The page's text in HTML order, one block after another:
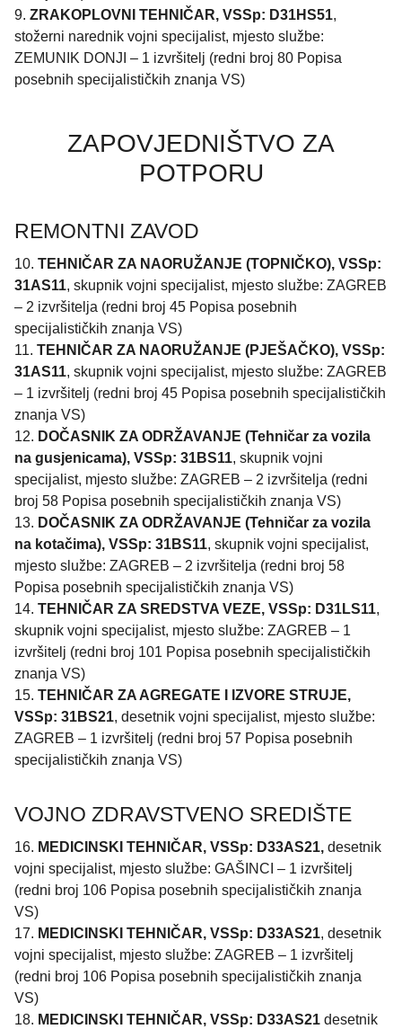
9. ZRAKOPLOVNI TEHNIČAR, VSSp: D31HS51,
stožerni narednik vojni specijalist, mjesto službe:
ZEMUNIK DONJI – 1 izvršitelj (redni broj 80 Popisa
posebnih specijalističkih znanja VS)
ZAPOVJEDNIŠTVO ZA
POTPORU
REMONTNI ZAVOD
10. TEHNIČAR ZA NAORUŽANJE (TOPNIČKO), VSSp:
31AS11, skupnik vojni specijalist, mjesto službe: ZAGREB
– 2 izvršitelja (redni broj 45 Popisa posebnih
specijalističkih znanja VS)
11. TEHNIČAR ZA NAORUŽANJE (PJEŠAČKO), VSSp:
31AS11, skupnik vojni specijalist, mjesto službe: ZAGREB
– 1 izvršitelj (redni broj 45 Popisa posebnih specijalističkih
znanja VS)
12. DOČASNIK ZA ODRŽAVANJE (Tehničar za vozila
na gusjenicama), VSSp: 31BS11, skupnik vojni
specijalist, mjesto službe: ZAGREB – 2 izvršitelja (redni
broj 58 Popisa posebnih specijalističkih znanja VS)
13. DOČASNIK ZA ODRŽAVANJE (Tehničar za vozila
na kotačima), VSSp: 31BS11, skupnik vojni specijalist,
mjesto službe: ZAGREB – 2 izvršitelja (redni broj 58
Popisa posebnih specijalističkih znanja VS)
14. TEHNIČAR ZA SREDSTVA VEZE, VSSp: D31LS11,
skupnik vojni specijalist, mjesto službe: ZAGREB – 1
izvršitelj (redni broj 101 Popisa posebnih specijalističkih
znanja VS)
15. TEHNIČAR ZA AGREGATE I IZVORE STRUJE,
VSSp: 31BS21, desetnik vojni specijalist, mjesto službe:
ZAGREB – 1 izvršitelj (redni broj 57 Popisa posebnih
specijalističkih znanja VS)
VOJNO ZDRAVSTVENO SREDIŠTE
16. MEDICINSKI TEHNIČAR, VSSp: D33AS21, desetnik
vojni specijalist, mjesto službe: GAŠINCI – 1 izvršitelj
(redni broj 106 Popisa posebnih specijalističkih znanja
VS)
17. MEDICINSKI TEHNIČAR, VSSp: D33AS21, desetnik
vojni specijalist, mjesto službe: ZAGREB – 1 izvršitelj
(redni broj 106 Popisa posebnih specijalističkih znanja
VS)
18. MEDICINSKI TEHNIČAR, VSSp: D33AS21 desetnik